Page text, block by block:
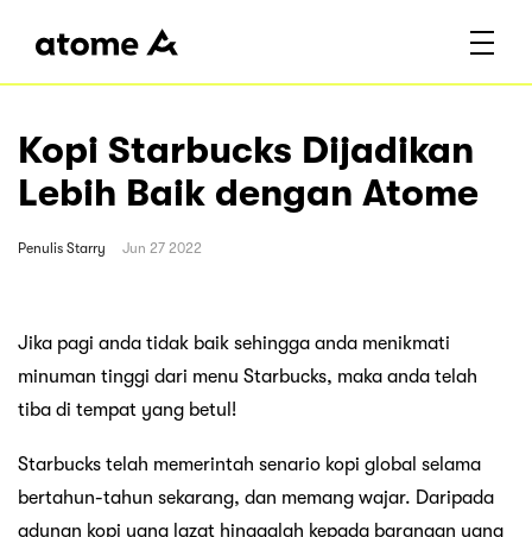
Kopi Starbucks Dijadikan
Lebih Baik dengan Atome
Penulis Starry Jun 27 2022
Jika pagi anda tidak baik sehingga anda menikmati
minuman tinggi dari menu Starbucks, maka anda telah
tiba di tempat yang betul!
Starbucks telah memerintah senario kopi global selama
bertahun-tahun sekarang, dan memang wajar. Daripada
adunan kopi yang lazat hinggalah kepada barangan yang